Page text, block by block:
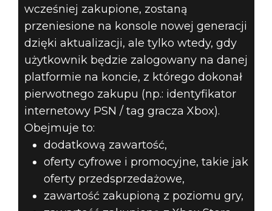
wcześniej zakupione, zostaną
przeniesione na konsole nowej generacji
dzięki aktualizacji, ale tylko wtedy, gdy
użytkownik będzie zalogowany na danej
platformie na koncie, z którego dokonał
pierwotnego zakupu (np.: identyfikator
internetowy PSN / tag gracza Xbox).
Obejmuje to:
dodatkową zawartość,
oferty cyfrowe i promocyjne, takie jak
oferty przedsprzedażowe,
zawartość zakupioną z poziomu gry,